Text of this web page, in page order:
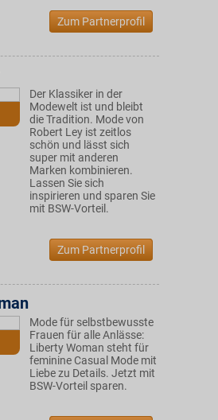
Zum Partnerprofil
Der Klassiker in der
Modewelt ist und bleibt
die Tradition. Mode von
Robert Ley ist zeitlos
schön und lässt sich
super mit anderen
Marken kombinieren.
Lassen Sie sich
inspirieren und sparen Sie
mit BSW-Vorteil.
Zum Partnerprofil
Mode für selbstbewusste
Frauen für alle Anlässe:
Liberty Woman steht für
feminine Casual Mode mit
Liebe zu Details. Jetzt mit
BSW-Vorteil sparen.